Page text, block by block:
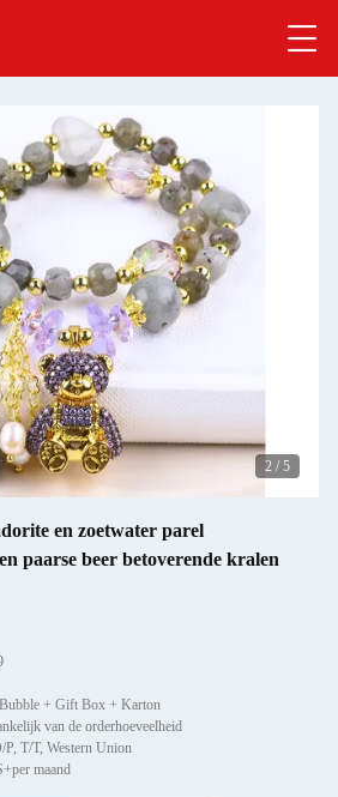
2 / 5
en zoetwater parel
paarse beer betoverende kralen
+ Gift Box + Karton
van de orderhoeveelheid
T/T, Western Union
maand